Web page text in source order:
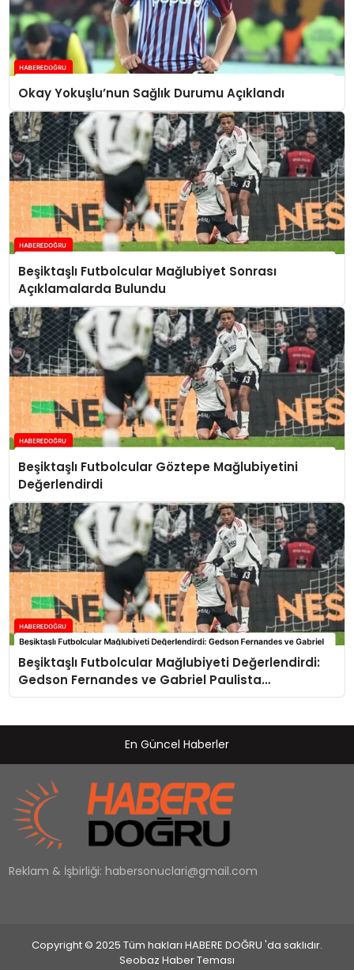
Okay Yokuşlu’nun Sağlık Durumu Açıklandı
Beşiktaşlı Futbolcular Mağlubiyet Sonrası
Açıklamalarda Bulundu
Beşiktaşlı Futbolcular Göztepe Mağlubiyetini
Değerlendirdi
Beşiktaşlı Futbolcular Mağlubiyeti Değerlendirdi:
Gedson Fernandes ve Gabriel Paulista
Açıklamalarda Bulundu
En Güncel Haberler
Reklam & İşbirliği: habersonuclari@gmail.com
Copyright © 2025 Tüm hakları HABERE DOĞRU 'da saklıdır.
Seobaz Haber Teması